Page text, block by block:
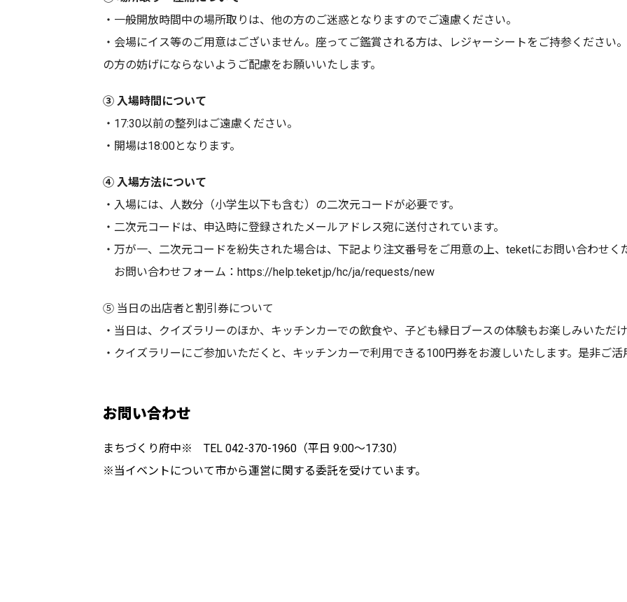
・一般開放時間中の場所取りは、他の方のご迷惑となりますのでご遠慮ください。
・会場にイス等のご用意はございません。座ってご鑑賞される方は、レジャーシートをご持参くださ
の方の妨げにならないようご配慮をお願いいたします。
③ 入場時間について
・17:30以前の整列はご遠慮ください。
・開場は18:00となります。
④ 入場方法について
・入場には、人数分（小学生以下も含む）の二次元コードが必要です。
・二次元コードは、申込時に登録されたメールアドレス宛に送付されています。
・万が一、二次元コードを紛失された場合は、下記より注文番号をご用意の上、teketにお問い合わせく
お問い合わせフォーム：https://help.teket.jp/hc/ja/requests/new
⑤ 当日の出店者と割引券について
・当日は、クイズラリーのほか、キッチンカーでの飲食や、子ども縁日ブースの体験もお楽しみいただけ
・クイズラリーにご参加いただくと、キッチンカーで利用できる100円券をお渡しいたします。是非ご活
お問い合わせ
まちづくり府中※ TEL 042-370-1960（平日 9:00～17:30）
※当イベントについて市から運営に関する委託を受けています。